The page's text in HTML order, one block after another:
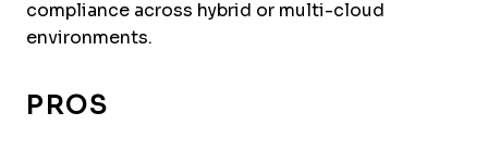
compliance across hybrid or multi-cloud
environments.
PROS